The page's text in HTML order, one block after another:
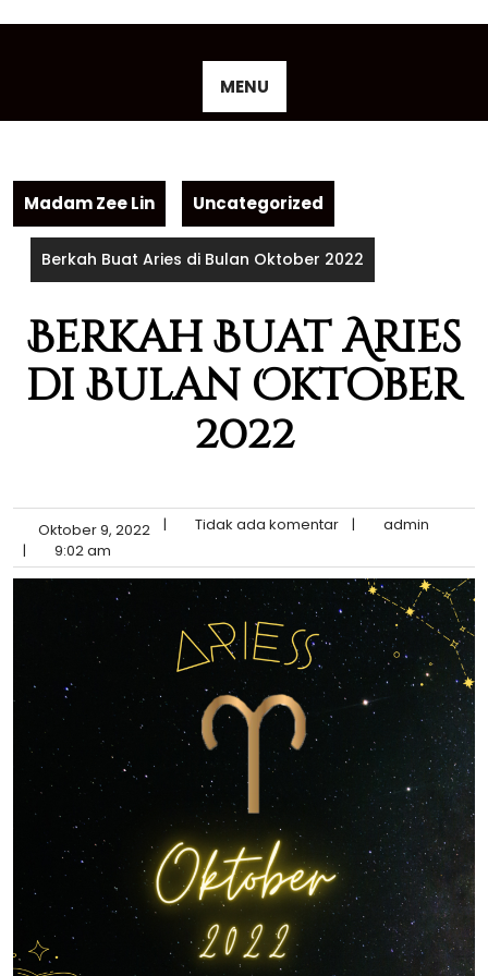
MENU
Madam Zee Lin Uncategorized
Berkah Buat Aries di Bulan Oktober 2022
Berkah Buat Aries
di Bulan Oktober
2022
Oktober 9, 2022 | Tidak ada komentar |
admin
|
9:02 am